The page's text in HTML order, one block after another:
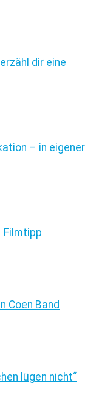
dir eine
– in eigener
Filmtipp
Coen Band
lügen nicht“